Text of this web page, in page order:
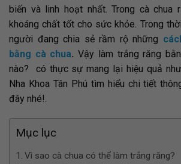
biến và linh hoạt nhất. Trong cà chua
khoáng chất tốt cho sức khỏe. Trong
người đang chia sẻ rầm rộ những
bằng cà chua.Vậy làm trắng răng
nào? có thực sự mang lại hiệu quả
Nha Khoa Tân Phú tìm hiểu chi tiết
đây nhé!.
Mục lục
Vì sao cà chua có thể làm trắng răng?